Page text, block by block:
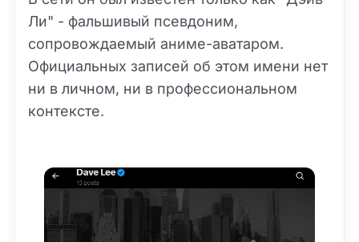
Ли" - фальшивый псевдоним,
сопровождаемый аниме-аватаром.
Официальных записей об этом имени нет
ни в личном, ни в профессиональном
контексте.